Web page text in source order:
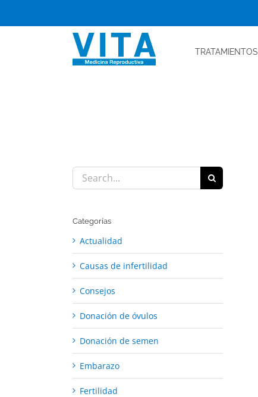
TRATAMIENTOS
Search
for:
Categorías
Actualidad
Causas de infertilidad
Consejos
Donación de óvulos
Donación de semen
Embarazo
Fertilidad